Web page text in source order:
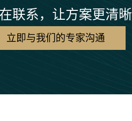
联系，让方案更清
立即与我们的专家沟通